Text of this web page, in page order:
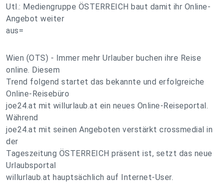
Utl.: Mediengruppe ÖSTERREICH baut damit ihr Online-
Angebot weiter
aus=
Wien (OTS) - Immer mehr Urlauber buchen ihre Reise
online. Diesem
Trend folgend startet das bekannte und erfolgreiche
Online-Reisebüro
joe24.at mit willurlaub.at ein neues Online-Reiseportal.
Während
joe24.at mit seinen Angeboten verstärkt crossmedial in
der
Tageszeitung ÖSTERREICH präsent ist, setzt das neue
Urlaubsportal
willurlaub.at hauptsächlich auf Internet-User.